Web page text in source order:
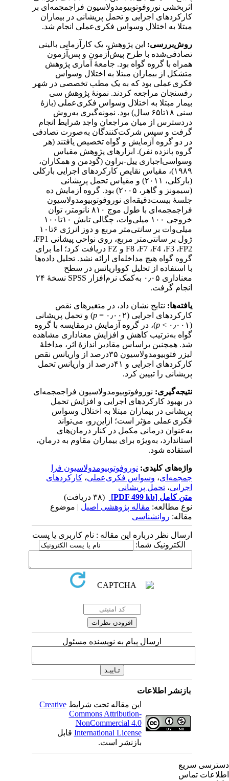
اثربخشی نوروفوتوبیومدولاسیون فراجمجمه‌ای بر
کارکردهای اجرایی و تحمل پریشانی در بیماران
مبتلا به اختلال وسواس فکری‌عملی انجام شد.
روش‌بررسی: این پژوهش، یک کارآزمایی بالینی
تصادفی‌شده با طرح پیش‌آزمون و پس‌آزمون
همراه‌ با گروه گواه بود. جامعۀ آماری پژوهش
متشکل از بیماران مبتلا به اختلال وسواس
فکری‌عملی بود که به یک مطب تخصصی در شهر
رفسنجان مراجعه کردند. نمونۀ پژوهش سی
بیمار مبتلا به اختلال وسواس فکری‌عملی (بازۀ
سنی ۱۸ تا۶۵سال) بود. نمونه‌گیری به‌روش
دردسترس از میان مراجعان واجد شرایط انجام
گرفت و سپس شرکت‌کنندگان به‌صورت تصادفی
در دو گروه آزمایش و گواه تخصیص یافتند (هر
گروه پانزده نفر). ابزارهای پژوهش مقیاس
وسواسی‌اجباری ییل-براون (گودمن و همکاران،
۱۹۸۹)، مقیاس نقایص کارکردهای اجرایی بارکلی
(بارکلی،۲۰۱۱ ) و مقیاس تحمل پریشانی
(سیمونز و گاهر، ۲۰۰۵ ) بود. گروه آزمایش ده
جلسۀ بیست‌دقیقه‌ای نوروفوتوبیومدولاسیون
فراجمجمه‌ای با طول‌ موج۸۱۰نانومتر، توان
خروجی ۱۰۰ میلی‌وات، چگالی تابش ۱۰ تا۱۰۰
میلی‌وات بر سانتی‌متر مربع و دوز انرژی۶ تا۱۰
ژول بر سانتی‌متر مربع، روی نواحی پیشانی FP1،
FP2،F3،F4،F7،‌F8و‌FZدریافت کرد؛ اما برای
گروه گواه هیچ مداخله‌ای ارائه نشد. تحلیل داده‌ها
با استفاده از تحلیل کوواریانس در سطح
معناداری۰٫۰۵ به‌کمک نرم‌افزارSPSSنسخۀ۲۴
انجام گرفت.
یافته‌ها:نتایج نشان داد، در متغیرهای نقص
کارکردهای اجرایی (
p = ۰٫۰۰۲
) و تحمل پریشانی
p < ۰٫۰۰۱
)، در گروه آزمایش درمقایسه با گروه
گواه به‌ترتیب کاهش و افزایش معناداری مشاهده
شد. همچنین براساس مقادیر اندازۀ اثر، مداخلۀ
لیزر فتوبیومدولاسیون۳۵درصد از واریانس نقص
کارکردهای اجرایی و۴۱درصد از واریانس تحمل
پریشانی را تبیین کرد.
نتیجه‌گیری:نوروفوتوبیومدولاسیون فراجمجمه‌ای
در بهبود کارکردهای اجرایی و افزایش تحمل
پریشانی در بیماران مبتلا به اختلال وسواس
فکری‌عملی مؤثر است؛ ازاین‌رو، می‌تواند
به‌عنوان درمانی مکمل در کنار درمان‌های
استاندارد، به‌ویژه برای بیماران مقاوم به درمان،
استفاده شود.
واژه‌های کلیدی:نوروفوتوبیومدولاسیون فرا
جمجمه‌ای،وسواس فکری‌عملی،کارکردهای
اجرایی،تحمل پریشانی
متن کامل[PDF 499 kb]
نوع مطالعه:مقاله پژوهشی اصیل| موضوع
مقاله:روانشناسی
ارسال نظر درباره این مقاله : نام کاربری یا پست
الکترونیک شما:
ارسال پیام به نویسنده مسئول
بازنشر اطلاعات
این مقاله تحت شرایطCreative
Commons Attribution-
NonCommercial 4.0
International Licenseقابل
بازنشر است.
سریع
تماس